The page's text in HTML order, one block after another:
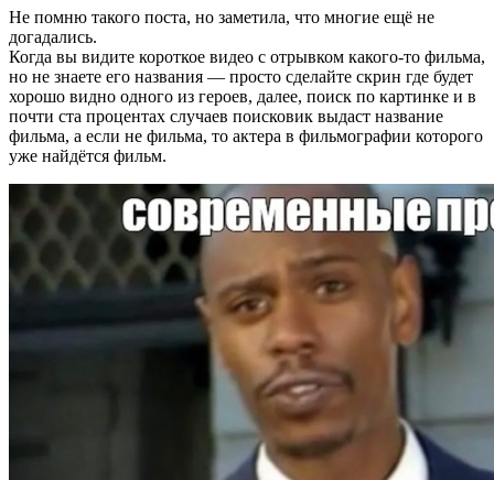
Не помню такого поста, но заметила, что многие ещё не
догадались.
Когда вы видите короткое видео с отрывком какого-то фильма,
но не знаете его названия — просто сделайте скрин где будет
хорошо видно одного из героев, далее, поиск по картинке и в
почти ста процентах случаев поисковик выдаст название
фильма, а если не фильма, то актера в фильмографии которого
уже найдётся фильм.